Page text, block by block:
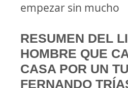
empezar sin mucho
RESUMEN DEL
HOMBRE QUE
CASA POR UN
FERNANDO